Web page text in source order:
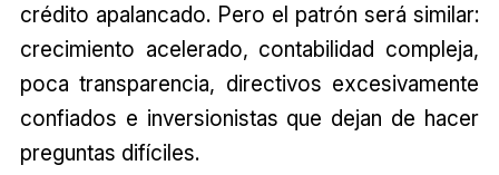
crédito apalancado. Pero el patrón será similar:
crecimiento acelerado, contabilidad compleja,
poca transparencia, directivos excesivamente
confiados e inversionistas que dejan de hacer
preguntas difíciles.